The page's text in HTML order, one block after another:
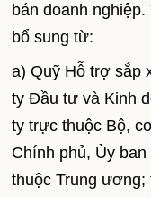
bán doanh
bổ sung từ:
a) Quỹ Hỗ trợ sắp
ty Đầu tư và Kinh
ty trực thuộc Bộ,
Chính phủ, Ủy
thuộc Trung ương;